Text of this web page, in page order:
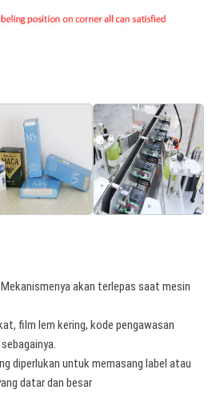
akan terlepas saat mesin
film lem kering, kode pengawasan
diperlukan untuk memasang label atau
datar dan besar